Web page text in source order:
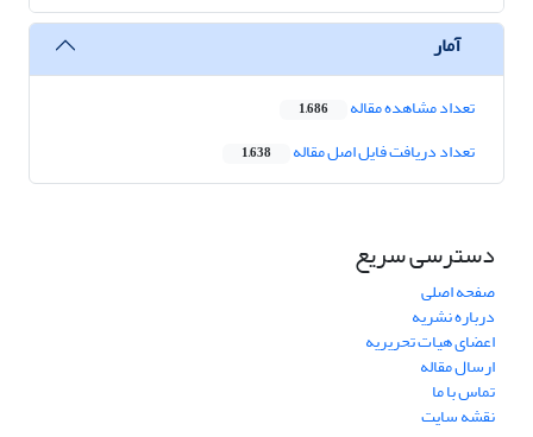
آمار
تعداد مشاهده مقاله 1,686
تعداد دریافت فایل اصل مقاله 1,638
دسترسی سریع
صفحه اصلی
درباره نشریه
اعضای هیات تحریریه
ارسال مقاله
تماس با ما
نقشه سایت